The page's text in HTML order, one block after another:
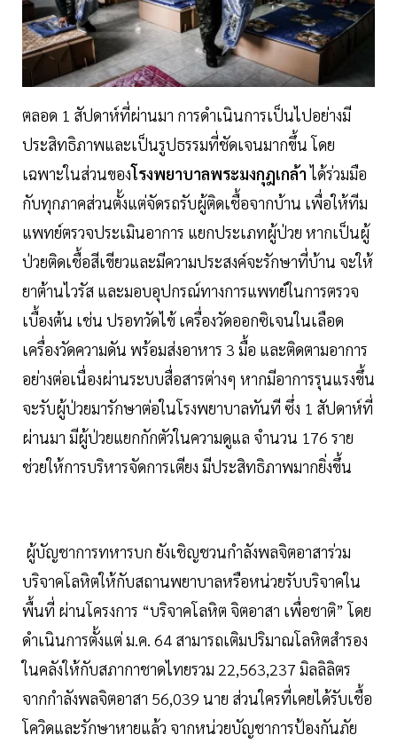
ตลอด 1 สัปดาห์ที่ผ่านมา การดำเนินการเป็นไปอย่างมี
ประสิทธิภาพและเป็นรูปธรรมที่ชัดเจนมากขึ้น โดย
เฉพาะในส่วนของโรงพยาบาลพระมงกุฎเกล้าได้ร่วมมือ
กับทุกภาคส่วนตั้งแต่จัดรถรับผู้ติดเชื้อจากบ้าน เพื่อให้ทีม
แพทย์ตรวจประเมินอาการ แยกประเภทผู้ป่วย หากเป็นผู้
ป่วยติดเชื้อสีเขียวและมีความประสงค์จะรักษาที่บ้าน จะให้
ยาต้านไวรัส และมอบอุปกรณ์ทางการแพทย์ในการตรวจ
เบื้องต้น เช่น ปรอทวัดไข้ เครื่องวัดออกซิเจนในเลือด
เครื่องวัดความดัน พร้อมส่งอาหาร 3 มื้อ และติดตามอาการ
อย่างต่อเนื่องผ่านระบบสื่อสารต่างๆ หากมีอาการรุนแรงขึ้น
จะรับผู้ป่วยมารักษาต่อในโรงพยาบาลทันที ซึ่ง 1 สัปดาห์ที่
ผ่านมา มีผู้ป่วยแยกกักตัวในความดูแล จำนวน 176 ราย
ช่วยให้การบริหารจัดการเตียง มีประสิทธิภาพมากยิ่งขึ้น
ผู้บัญชาการทหารบก ยังเชิญชวนกำลังพลจิตอาสาร่วม
บริจาคโลหิตให้กับสถานพยาบาลหรือหน่วยรับบริจาคใน
พื้นที่ ผ่านโครงการ “บริจาคโลหิต จิตอาสา เพื่อชาติ” โดย
ดำเนินการตั้งแต่ ม.ค. 64 สามารถเติมปริมาณโลหิตสำรอง
ในคลังให้กับสภากาชาดไทยรวม 22,563,237 มิลลิลิตร
จากกำลังพลจิตอาสา 56,039 นาย ส่วนใครที่เคยได้รับเชื้อ
โควิดและรักษาหายแล้ว จากหน่วยบัญชาการป้องกันภัย